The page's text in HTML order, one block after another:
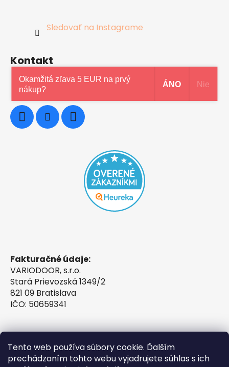
Tento web používa súbory cookie. Ďalším
prechádzaním tohto webu vyjadrujete súhlas s ich
Sledovať na Instagrame
Kontakt
0948997914
Fakturačné údaje:
VARIODOOR, s.r.o.
Stará Prievozská 1349/2
821 09 Bratislava
IČO: 50659341
Okamžitá zľava 5 EUR na prvý
nákup?
ÁNO Nie